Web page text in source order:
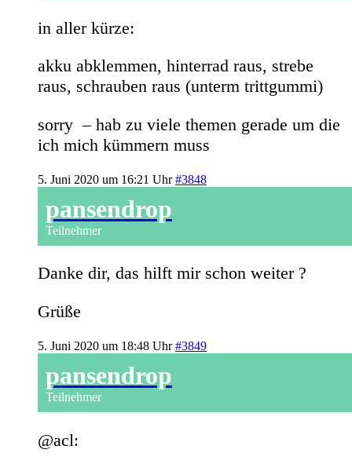
in aller kürze:
akku abklemmen, hinterrad raus, strebe
raus, schrauben raus (unterm trittgummi)
sorry – hab zu viele themen gerade um die
ich mich kümmern muss
5. Juni 2020 um 16:21 Uhr #3848
pansendrop
Teilnehmer
Danke dir, das hilft mir schon weiter ?
Grüße
5. Juni 2020 um 18:48 Uhr #3849
pansendrop
Teilnehmer
@acl: